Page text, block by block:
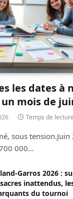
les dates à
mois de
Temps de
sous
000…
Garros 2026 :
inattendus,
du tournoi